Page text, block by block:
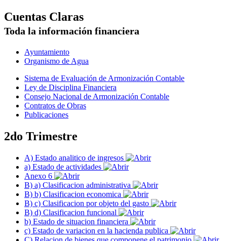
Cuentas Claras
Toda la información financiera
Ayuntamiento
Organismo de Agua
Sistema de Evaluación de Armonización Contable
Ley de Disciplina Financiera
Consejo Nacional de Armonización Contable
Contratos de Obras
Publicaciones
2do Trimestre
A) Estado analitico de ingresos
a) Estado de actividades
Anexo 6
B) a) Clasificacion administrativa
B) b) Clasificacion economica
B) c) Clasificacion por objeto del gasto
B) d) Clasificacion funcional
b) Estado de situacion financiera
c) Estado de variacion en la hacienda publica